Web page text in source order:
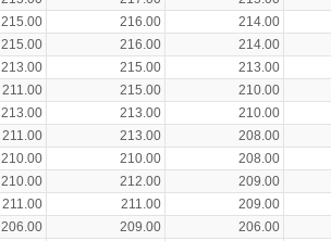
215.00 216.00
214.00
215.00 216.00
214.00
213.00 215.00
213.00
211.00 215.00
210.00
213.00 213.00
210.00
211.00 213.00
208.00
210.00 210.00
208.00
210.00 212.00
209.00
211.00 211.00
209.00
206.00 209.00
206.00